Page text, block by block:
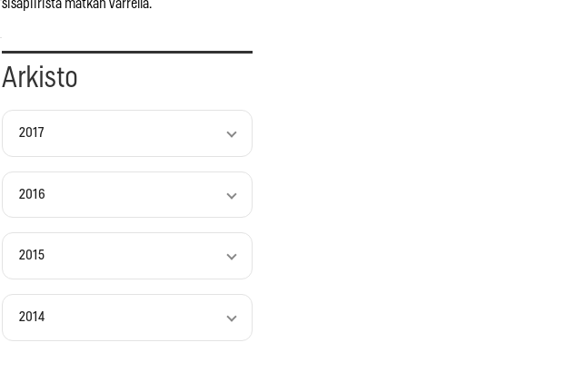
sisäpiiristä matkan varrella.
Arkisto
2017
2016
2015
2014